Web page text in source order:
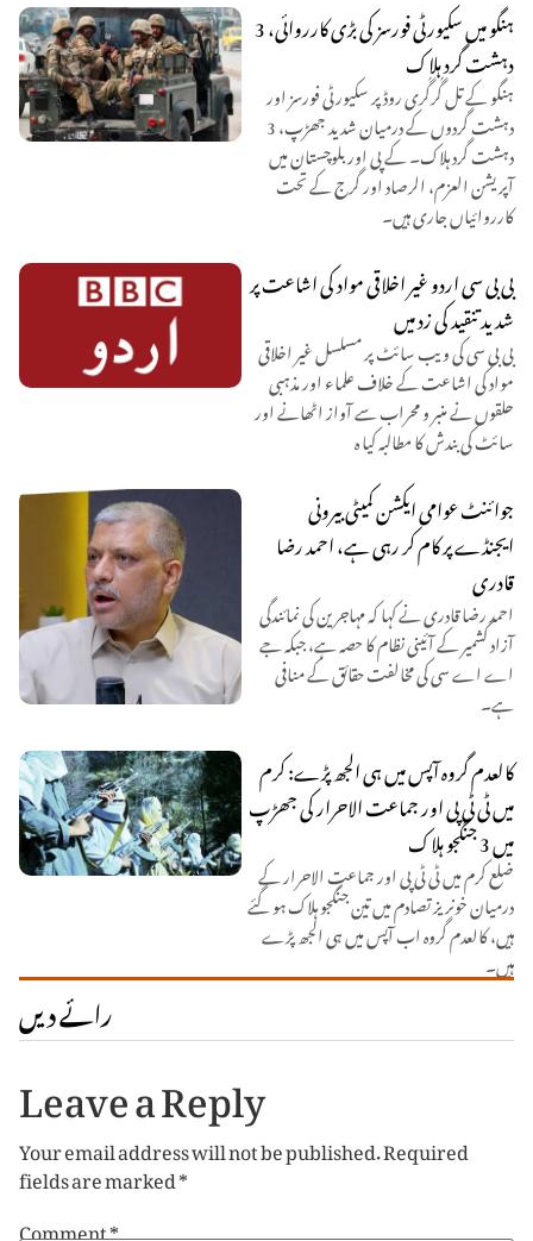
ہنگو میں سکیورٹی فورسز کی بڑی کارروائی، 3
دہشت گرد ہلاک
ہنگو کے تل گُرگُری روڈ پر سکیورٹی فورسز اور
دہشت گردوں کے درمیان شدید جھڑپ، 3
دہشت گرد ہلاک۔ کے پی اور بلوچستان میں
آپریشن العزم، الرصاد اور گرج کے تحت
کارروائیاں جاری ہیں۔
بی بی سی اردو غیر اخلاقی مواد کی اشاعت پر
شدید تنقید کی زد میں
بی بی سی کی ویب سائٹ پر مسلسل غیر اخلاقی
مواد کی اشاعت کے خلاف علماء اور مذہبی
حلقوں نے منبر و محراب سے آواز اٹھانے اور
سائٹ کی بندش کا مطالبہ کیا ہ
جوائنٹ عوامی ایکشن کمیٹی بیرونی
ایجنڈے پر کام کر رہی ہے، احمد رضا
قادری
احمد رضا قادری نے کہا کہ مہاجرین کی نمائندگی
آزاد کشمیر کے آئینی نظام کا حصہ ہے، جبکہ جے
اے اے سی کی مخالفت حقائق کے منافی
ہے۔
کالعدم گروہ آپس میں ہی الجھ پڑے: کرم
میں ٹی ٹی پی اور جماعت الاحرار کی جھڑپ
میں 3 جنگجو ہلاک
ضلع کرم میں ٹی ٹی پی اور جماعت الاحرار کے
درمیان خونریز تصادم میں تین جنگجو ہلاک ہو گئے
ہیں، کالعدم گروہ اب آپس میں ہی الجھ پڑے
ہیں۔
رائے دیں
Leave a Reply
Your email address will not be published.Required
fields are marked*
Comment*